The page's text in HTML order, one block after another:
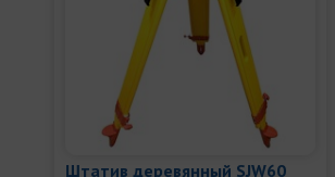
Штатив деревянный SJW60